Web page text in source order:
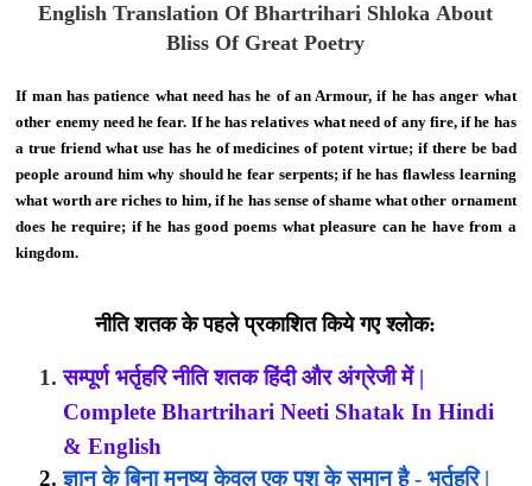
English Translation Of Bhartrihari ShlokaAbout
Bliss Of Great Poetry
If man has patience what need has he of an Armour, if he has anger what
other enemy need he fear. If he has relatives what need of any fire, if he has
a true friend what use has he of medicines of potent virtue; if there be bad
people around him why should he fear serpents; if he has flawless learning
what worth are riches to him, if he has sense of shame what other ornament
does he require; if he has good poems what pleasure can he have from a
kingdom.
नीति शतक के पहले प्रकाशित किये गए श्लोक:
सम्पूर्ण भर्तृहरि नीति शतक हिंदी और अंग्रेजी में |
Complete Bhartrihari Neeti Shatak In Hindi
& English
ज्ञान के बिना मनुष्य केवल एक पशु के समान है - भर्तृहरि |